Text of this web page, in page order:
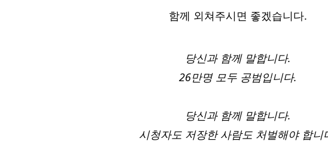
함께 외쳐주시면 좋겠습니다.
당신과 함께 말합니다.
26만명 모두 공범입니다.
당신과 함께 말합니다.
시청자도 저장한 사람도 처벌해야 합니